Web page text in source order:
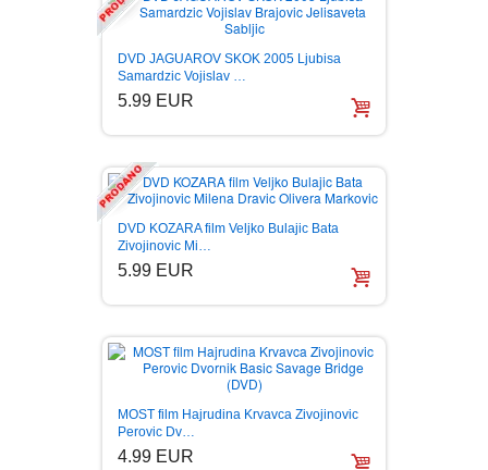
DVD JAGUAROV SKOK 2005 Ljubisa
Samardzic Vojislav …
5.99 EUR
DVD KOZARA film Veljko Bulajic Bata
Zivojinovic Mi…
5.99 EUR
MOST film Hajrudina Krvavca Zivojinovic
Perovic Dv…
4.99 EUR